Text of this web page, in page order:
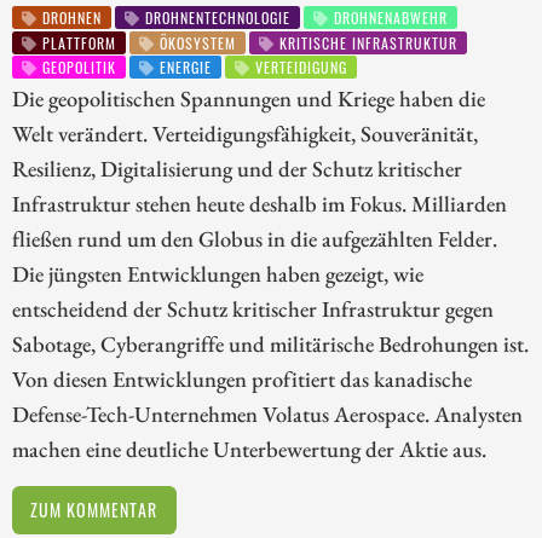
DROHNEN DROHNENTECHNOLOGIE
DROHNENABWEHR
PLATTFORM
ÖKOSYSTEM
KRITISCHE INFRASTRUKTUR
GEOPOLITIK
ENERGIE VERTEIDIGUNG
Die geopolitischen Spannungen und Kriege haben die
Welt verändert. Verteidigungsfähigkeit, Souveränität,
Resilienz, Digitalisierung und der Schutz kritischer
Infrastruktur stehen heute deshalb im Fokus. Milliarden
fließen rund um den Globus in die aufgezählten Felder.
Die jüngsten Entwicklungen haben gezeigt, wie
entscheidend der Schutz kritischer Infrastruktur gegen
Sabotage, Cyberangriffe und militärische Bedrohungen ist.
Von diesen Entwicklungen profitiert das kanadische
Defense-Tech-Unternehmen Volatus Aerospace. Analysten
machen eine deutliche Unterbewertung der Aktie aus.
ZUM KOMMENTAR